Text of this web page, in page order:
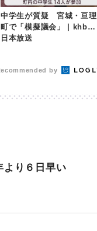
中学生が質疑 宮城・亘理
町で「模擬議会」 | khb東
日本放送
by
り６日早い